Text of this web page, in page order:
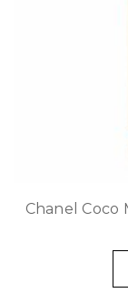
Chanel Coco